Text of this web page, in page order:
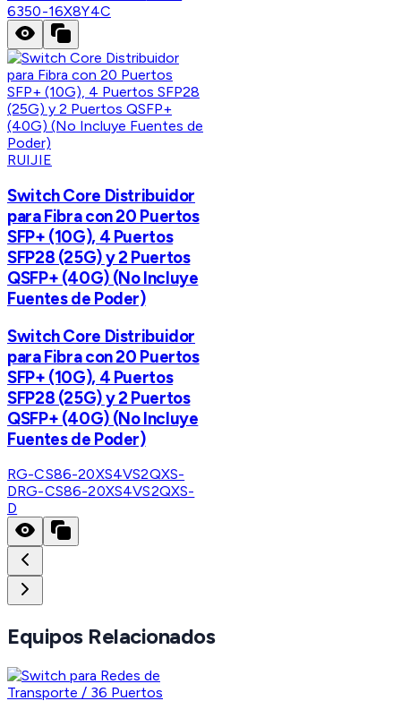
6350-16X8Y4C
RUIJIE
Switch Core Distribuidor
para Fibra con 20 Puertos
SFP+ (10G), 4 Puertos
SFP28 (25G) y 2 Puertos
QSFP+ (40G) (No Incluye
Fuentes de Poder)
Switch Core Distribuidor
para Fibra con 20 Puertos
SFP+ (10G), 4 Puertos
SFP28 (25G) y 2 Puertos
QSFP+ (40G) (No Incluye
Fuentes de Poder)
RG-CS86-20XS4VS2QXS-
DRG-CS86-20XS4VS2QXS-
D
Equipos Relacionados